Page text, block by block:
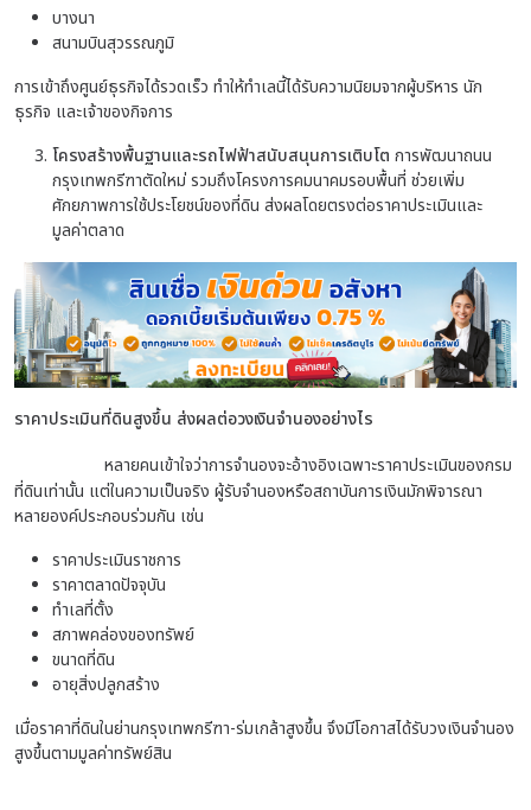
บางนา
สนามบินสุวรรณภูมิ
การเข้าถึงศูนย์ธุรกิจได้รวดเร็ว ทำให้ทำเลนี้ได้รับความนิยมจากผู้บริหาร นัก
ธุรกิจ และเจ้าของกิจการ
โครงสร้างพื้นฐานและรถไฟฟ้าสนับสนุนการเติบโต การพัฒนาถนน
กรุงเทพกรีฑาตัดใหม่ รวมถึงโครงการคมนาคมรอบพื้นที่ ช่วยเพิ่ม
ศักยภาพการใช้ประโยชน์ของที่ดิน ส่งผลโดยตรงต่อราคาประเมินและ
มูลค่าตลาด
ราคาประเมินที่ดินสูงขึ้น ส่งผลต่อวงเงินจำนองอย่างไร
หลายคนเข้าใจว่าการจำนองจะอ้างอิงเฉพาะราคาประเมินของกรม
ที่ดินเท่านั้น แต่ในความเป็นจริง ผู้รับจำนองหรือสถาบันการเงินมักพิจารณา
หลายองค์ประกอบร่วมกัน เช่น
ราคาประเมินราชการ
ราคาตลาดปัจจุบัน
ทำเลที่ตั้ง
สภาพคล่องของทรัพย์
ขนาดที่ดิน
อายุสิ่งปลูกสร้าง
เมื่อราคาที่ดินในย่านกรุงเทพกรีฑา-ร่มเกล้าสูงขึ้น จึงมีโอกาสได้รับวงเงินจำนอง
สูงขึ้นตามมูลค่าทรัพย์สิน